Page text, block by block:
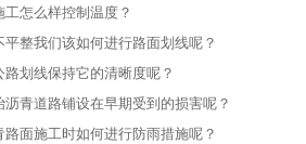
怎么样控制温度？
整我们该如何进行路面划线呢？
划线保持它的清晰度呢？
沥青道路铺设在早期受到的损害呢？
面施工时如何进行防雨措施呢？